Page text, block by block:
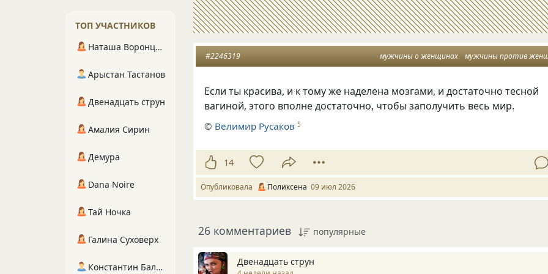
мужчины о женщинах мужчины против
#2246319
Если ты красива, и к тому же наделена мозгами, и достаточно тесной
вагиной, этого вполне достаточно, чтобы заполучить весь мир.
© Велимир Русаков 5
14
Опубликовала Поликсена 09 июл 2026
26 комментариев популярные
Двенадцать струн
ТОП УЧАСТНИКОВ
Наташа Воронцова
Арыстан Тастанов
Двенадцать струн
Амалия Сирин
Демура
Dana Noire
Тай Ночка
Галина Суховерх
Константин Балухта